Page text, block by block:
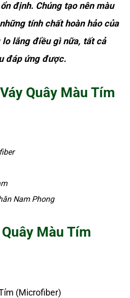
định. Chúng tạo nên màu
tính chất hoàn hảo của
lo lắng điều gì nữa, tất cả
đáp ứng được.
Quây Màu Tím
Nam Phong
Màu Tím
(Microfiber)